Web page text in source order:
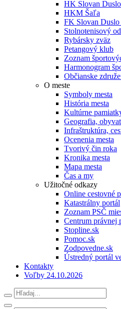
HK Slovan
HKM Šaľa
FK Slovan
Stolnotenisový
Rybársky zväz
Petangový klub
Zoznam
Harmonogram
Občianske
O meste
Symboly mesta
História mesta
Kultúrne
Geografia,
Infraštruktúra,
Ocenenia mesta
Tvorivý čin roka
Kronika mesta
Mapa mesta
Čas a my
Užitočné odkazy
Online cestovné
Katastrálny portál
Zoznam PSČ
Centrum právnej
Stopline.sk
Pomoc.sk
Zodpovedne.sk
Ústredný portál
Kontakty
Voľby 24.10.2026